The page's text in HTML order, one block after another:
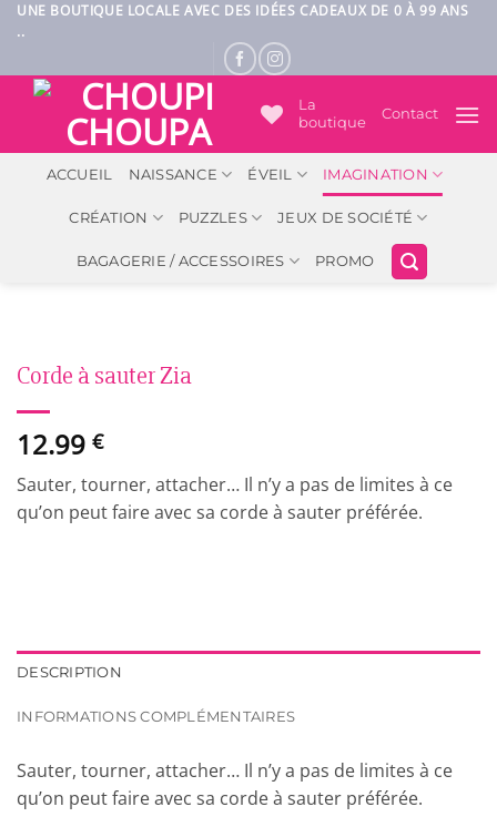
Passer
au
UNE BOUTIQUE LOCALE AVEC DES IDÉES CADEAUX DE 0 À 99 ANS
..
La
boutique
Contact
ACCUEIL NAISSANCE ÉVEIL IMAGINATION
CRÉATION PUZZLES JEUX DE SOCIÉTÉ
BAGAGERIE / ACCESSOIRES PROMO
Corde à sauter Zia
12.99 €
Sauter, tourner, attacher… Il n’y a pas de limites à ce
qu’on peut faire avec sa corde à sauter préférée.
DESCRIPTION
INFORMATIONS COMPLÉMENTAIRES
Sauter, tourner, attacher… Il n’y a pas de limites à ce
qu’on peut faire avec sa corde à sauter préférée.